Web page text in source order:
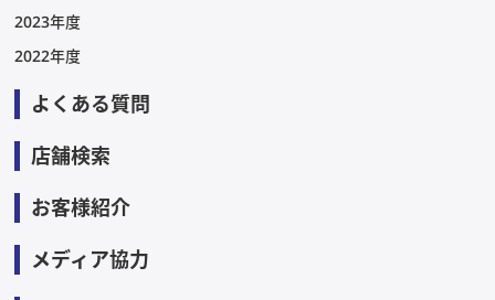
2023年度
2022年度
よくある質問
店舗検索
お客様紹介
メディア協力